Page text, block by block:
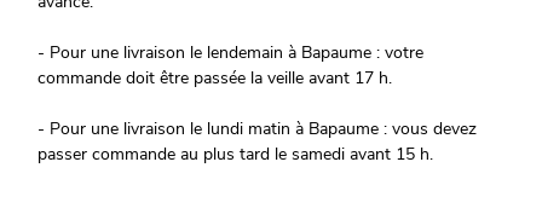
- Pour une livraison le lendemain à Bapaume : votre
commande doit être passée la veille avant 17 h.
- Pour une livraison le lundi matin à Bapaume : vous devez
passer commande au plus tard le samedi avant 15 h.